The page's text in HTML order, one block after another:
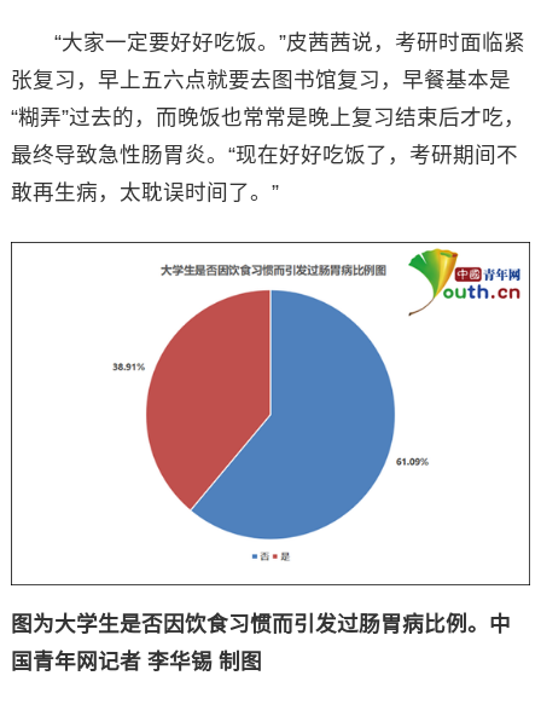
“大家一定要好好吃饭。”皮茜茜说，考研时面临紧
张复习，早上五六点就要去图书馆复习，早餐基本是
“糊弄”过去的，而晚饭也常常是晚上复习结束后才吃，
最终导致急性肠胃炎。“现在好好吃饭了，考研期间不
敢再生病，太耽误时间了。”
图为大学生是否因饮食习惯而引发过肠胃病比例。中
国青年网记者 李华锡 制图